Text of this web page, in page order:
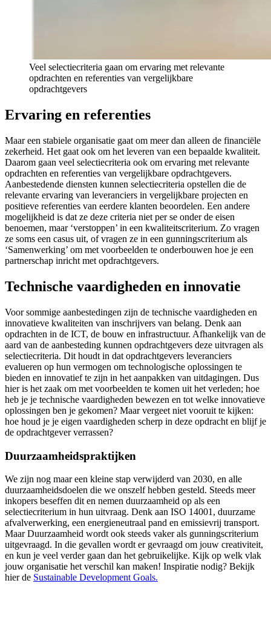
Veel selectiecriteria gaan om ervaring met relevante
opdrachten en referenties van vergelijkbare
opdrachtgevers
Ervaring en referenties
Maar een stabiele organisatie gaat om meer dan alleen de financiële
zekerheid. Het gaat ook om het leveren van een bepaalde kwaliteit.
Daarom gaan veel selectiecriteria ook om ervaring met relevante
opdrachten en referenties van vergelijkbare opdrachtgevers.
Aanbestedende diensten kunnen selectiecriteria opstellen die de
relevante ervaring van leveranciers in vergelijkbare projecten en
positieve referenties van eerdere klanten beoordelen. Een andere
mogelijkheid is dat ze deze criteria niet per se onder de eisen
benoemen, maar ‘verstoppen’ in een kwaliteitscriterium. Zo vragen
ze soms een casus uit, of vragen ze in een gunningscriterium als
‘Samenwerking’ om met voorbeelden te onderbouwen hoe je een
partnerschap inricht met opdrachtgevers.
Technische vaardigheden en innovatie
Voor sommige aanbestedingen zijn de technische vaardigheden en
innovatieve kwaliteiten van inschrijvers van belang. Denk aan
opdrachten in de ICT, de bouw en infrastructuur. Afhankelijk van de
aard van de aanbesteding kunnen opdrachtgevers deze uitvragen als
selectiecriteria. Dit houdt in dat opdrachtgevers leveranciers
evalueren op hun vermogen om technologische oplossingen te
bieden en innovatief te zijn in het aanpakken van uitdagingen. Dus
hier is het zaak om met voorbeelden te komen uit het verleden; hoe
heb je je technische vaardigheden bewezen en tot welke innovatieve
oplossingen ben je gekomen? Maar vergeet niet vooruit te kijken:
hoe houd je je eigen vaardigheden scherp in deze opdracht en blijf je
de opdrachtgever verrassen?
Duurzaamheidspraktijken
We zijn nog maar een kleine stap verwijderd van 2030, en alle
duurzaamheidsdoelen die we onszelf hebben gesteld. Steeds meer
inkopers beseffen dit en nemen duurzaamheid op als een
selectiecriterium in hun uitvraag. Denk aan ISO 14001, duurzame
afvalverwerking, een energieneutraal pand en emissievrij transport.
Maar Duurzaamheid wordt ook steeds vaker als gunningscriterium
uitgevraagd. In die gevallen wordt er gevraagd om jouw creativiteit,
en kun je veel verder gaan dan het gebruikelijke. Kijk op welk vlak
jouw organisatie het verschil kan maken! Inspiratie nodig? Bekijk
hier de Sustainable Development Goals.